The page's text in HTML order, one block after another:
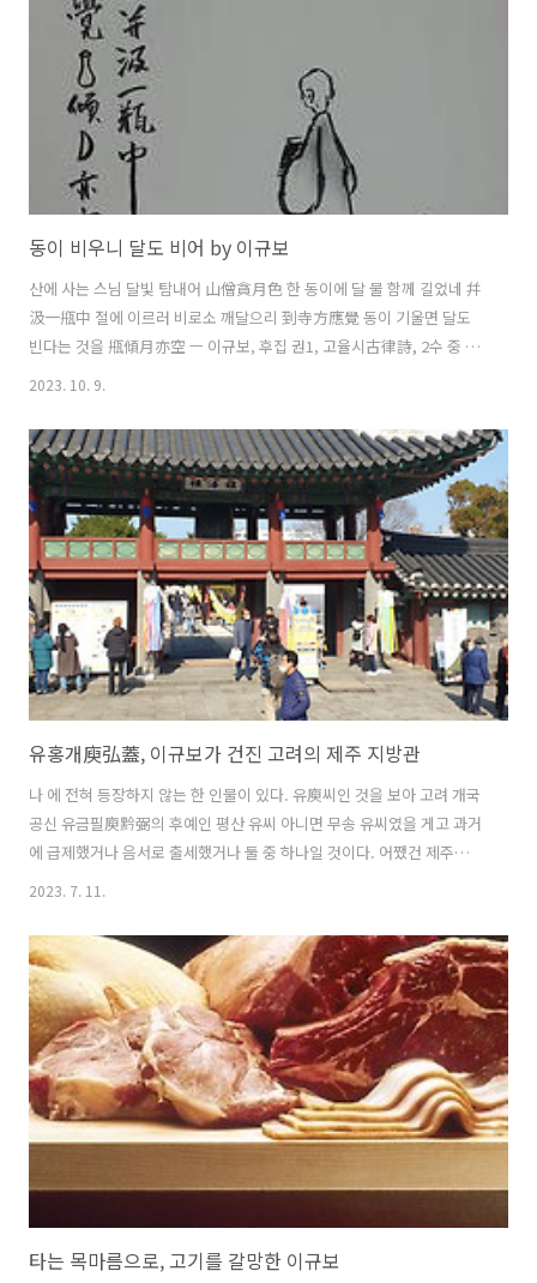
아가려고 했을 때, 꿈에 어떤 촌백성인 듯한 노인들이 모두 검은 베옷을
입고 마루 위에 모여 앉아 술을 마시고 있었다. 옆 사람이 ..
동이 비우니 달도 비어 by 이규보
산에 사는 스님 달빛 탐내어 山僧貪月色 한 동이에 달 물 함께 길었네 幷
汲一甁中 절에 이르러 비로소 깨달으리 到寺方應覺 동이 기울면 달도
빈다는 것을 甁傾月亦空 ㅡ 이규보, 후집 권1, 고율시古律詩, 2수 중 1
수 *** 백운거사 숱한 시 중에서 절창으로 꼽는다.
2023. 10. 9.
유홍개庾弘蓋, 이규보가 건진 고려의 제주 지방관
나 에 전혀 등장하지 않는 한 인물이 있다. 유庾씨인 것을 보아 고려 개국
공신 유금필庾黔弼의 후예인 평산 유씨 아니면 무송 유씨였을 게고 과거
에 급제했거나 음서로 출세했거나 둘 중 하나일 것이다. 어쨌건 제주濟
州에 지방관으로 부임했다는 것 말고는 업적이건 뭐건 알려진 것이 없는
묻혔을지도 모른다. 제주에서마저 잊혀진 그 이름 유홍개여. 지평선 저
너머 머나먼 길 전송할 때 / 漫長路垠送遐征 눈물 어린 깊은 정감 스스
로 알겠네 / 淚墮方知自感情 - 시랑(侍郞, 여기서는 이수李需란 이다)
이 태수를 전별하는 정감을 말한다 파도 잔잔하니 무사히 바다를 건널 테
고 / 瀾涉穩堪尋過海 술이 얼근해지니 자꾸 잔을 권하려네 / 酒傾醺好
更斟觥 천성이 옹..
2023. 7. 11.
타는 목마름으로, 고기를 갈망한 이규보